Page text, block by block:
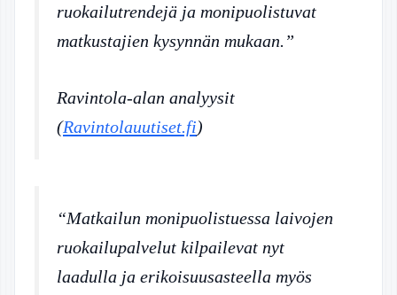
ruokailutrendejä ja monipuolistuvat
matkustajien kysynnän mukaan.”
Ravintola-alan analyysit
(Ravintolauutiset.fi)
“Matkailun monipuolistuessa laivojen
ruokailupalvelut kilpailevat nyt
laadulla ja erikoisuusasteella myös